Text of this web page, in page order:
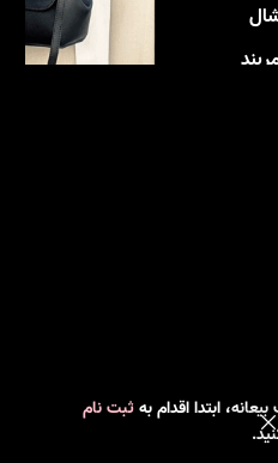
ابتدا اقدام بهثبت نام